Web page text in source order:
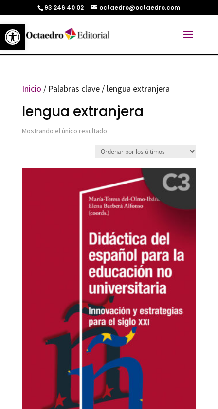
Abrir barra de herramientas
93 246 40 02 octaedro@octaedro.com
Inicio / Palabras clave / lengua extranjera
lengua extranjera
Mostrando el único resultado